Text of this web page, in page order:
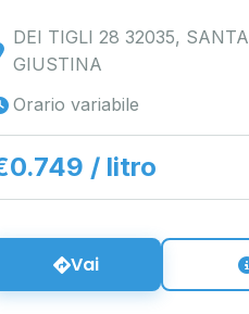
DEI TIGLI 28 32035, SANTA
GIUSTINA
Orario variabile
/ litro
Vai